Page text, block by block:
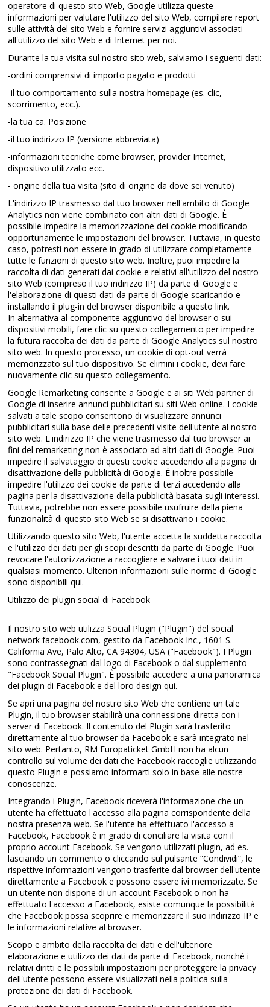
operatore di questo sito Web, Google utilizza queste
informazioni per valutare l'utilizzo del sito Web, compilare report
sulle attività del sito Web e fornire servizi aggiuntivi associati
all'utilizzo del sito Web e di Internet per noi.
Durante la tua visita sul nostro sito web, salviamo i seguenti dati:
-ordini comprensivi di importo pagato e prodotti
-il tuo comportamento sulla nostra homepage (es. clic,
scorrimento, ecc.).
-la tua ca. Posizione
-il tuo indirizzo IP (versione abbreviata)
-informazioni tecniche come browser, provider Internet,
dispositivo utilizzato ecc.
- origine della tua visita (sito di origine da dove sei venuto)
L'indirizzo IP trasmesso dal tuo browser nell'ambito di Google
Analytics non viene combinato con altri dati di Google. È
possibile impedire la memorizzazione dei cookie modificando
opportunamente le impostazioni del browser. Tuttavia, in questo
caso, potresti non essere in grado di utilizzare completamente
tutte le funzioni di questo sito web. Inoltre, puoi impedire la
raccolta di dati generati dai cookie e relativi all'utilizzo del nostro
sito Web (compreso il tuo indirizzo IP) da parte di Google e
l'elaborazione di questi dati da parte di Google scaricando e
installando il plug-in del browser disponibile a questo link.
In alternativa al componente aggiuntivo del browser o sui
dispositivi mobili, fare clic su questo collegamento per impedire
la futura raccolta dei dati da parte di Google Analytics sul nostro
sito web. In questo processo, un cookie di opt-out verrà
memorizzato sul tuo dispositivo. Se elimini i cookie, devi fare
nuovamente clic su questo collegamento.
Google Remarketing consente a Google e ai siti Web partner di
Google di inserire annunci pubblicitari su siti Web online. I cookie
salvati a tale scopo consentono di visualizzare annunci
pubblicitari sulla base delle precedenti visite dell'utente al nostro
sito web. L'indirizzo IP che viene trasmesso dal tuo browser ai
fini del remarketing non è associato ad altri dati di Google. Puoi
impedire il salvataggio di questi cookie accedendo alla pagina di
disattivazione della pubblicità di Google. È inoltre possibile
impedire l'utilizzo dei cookie da parte di terzi accedendo alla
pagina per la disattivazione della pubblicità basata sugli interessi.
Tuttavia, potrebbe non essere possibile usufruire della piena
funzionalità di questo sito Web se si disattivano i cookie.
Utilizzando questo sito Web, l'utente accetta la suddetta raccolta
e l'utilizzo dei dati per gli scopi descritti da parte di Google. Puoi
revocare l'autorizzazione a raccogliere e salvare i tuoi dati in
qualsiasi momento. Ulteriori informazioni sulle norme di Google
sono disponibili qui.
Utilizzo dei plugin social di Facebook
Il nostro sito web utilizza Social Plugin ("Plugin") del social
network facebook.com, gestito da Facebook Inc., 1601 S.
California Ave, Palo Alto, CA 94304, USA ("Facebook"). I Plugin
sono contrassegnati dal logo di Facebook o dal supplemento
"Facebook Social Plugin". È possibile accedere a una panoramica
dei plugin di Facebook e del loro design qui.
Se apri una pagina del nostro sito Web che contiene un tale
Plugin, il tuo browser stabilirà una connessione diretta con i
server di Facebook. Il contenuto del Plugin sarà trasferito
direttamente al tuo browser da Facebook e sarà integrato nel
sito web. Pertanto, RM Europaticket GmbH non ha alcun
controllo sul volume dei dati che Facebook raccoglie utilizzando
questo Plugin e possiamo informarti solo in base alle nostre
conoscenze.
Integrando i Plugin, Facebook riceverà l'informazione che un
utente ha effettuato l'accesso alla pagina corrispondente della
nostra presenza web. Se l'utente ha effettuato l'accesso a
Facebook, Facebook è in grado di conciliare la visita con il
proprio account Facebook. Se vengono utilizzati plugin, ad es.
lasciando un commento o cliccando sul pulsante “Condividi”, le
rispettive informazioni vengono trasferite dal browser dell'utente
direttamente a Facebook e possono essere ivi memorizzate. Se
un utente non dispone di un account Facebook o non ha
effettuato l'accesso a Facebook, esiste comunque la possibilità
che Facebook possa scoprire e memorizzare il suo indirizzo IP e
le informazioni relative al browser.
Scopo e ambito della raccolta dei dati e dell'ulteriore
elaborazione e utilizzo dei dati da parte di Facebook, nonché i
relativi diritti e le possibili impostazioni per proteggere la privacy
dell'utente possono essere visualizzati nella politica sulla
protezione dei dati di Facebook.